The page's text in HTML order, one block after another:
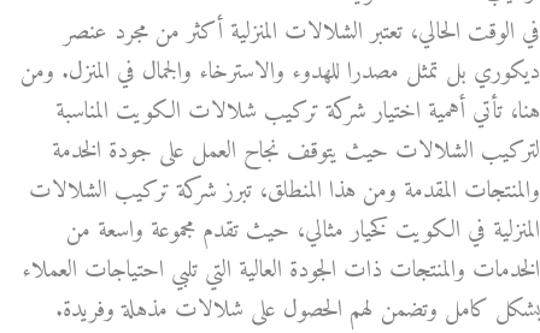
في الوقت الحالي، تعتبر الشلالات المنزلية أكثر من مجرد عنصر
ديكوري بل تمثل مصدرا للهدوء والاسترخاء والجمال في المنزل. ومن
هنا، تأتي أهمية اختيار شركة تركيب شلالات الكويت المناسبة
لتركيب الشلالات حيث يتوقف نجاح العمل على جودة الخدمة
والمنتجات المقدمة ومن هذا المنطلق، تبرز شركة تركيب الشلالات
المنزلية في الكويت كخيار مثالي، حيث تقدم مجموعة واسعة من
الخدمات والمنتجات ذات الجودة العالية التي تلبي احتياجات العملاء
بشكل كامل وتضمن لهم الحصول على شلالات مذهلة وفريدة.